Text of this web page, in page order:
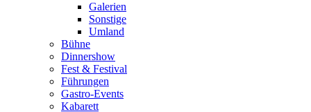
Galerien
Sonstige
Umland
Bühne
Dinnershow
Fest & Festival
Führungen
Gastro-Events
Kabarett